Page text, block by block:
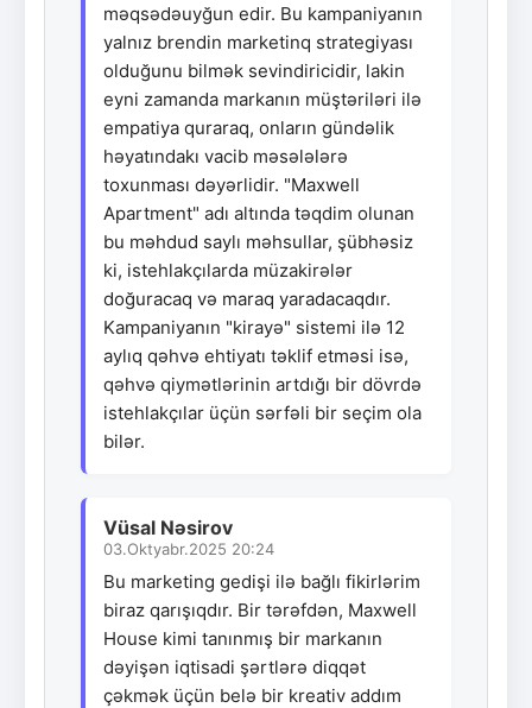
məqsədəuyğun edir. Bu kampaniyanın
yalnız brendin marketinq strategiyası
olduğunu bilmək sevindiricidir, lakin
eyni zamanda markanın müştəriləri ilə
empatiya quraraq, onların gündəlik
həyatındakı vacib məsələlərə
toxunması dəyərlidir. "Maxwell
Apartment" adı altında təqdim olunan
bu məhdud saylı məhsullar, şübhəsiz
ki, istehlakçılarda müzakirələr
doğuracaq və maraq yaradacaqdır.
Kampaniyanın "kirayə" sistemi ilə 12
aylıq qəhvə ehtiyatı təklif etməsi isə,
qəhvə qiymətlərinin artdığı bir dövrdə
istehlakçılar üçün sərfəli bir seçim ola
bilər.
Vüsal Nəsirov
03.Oktyabr.2025 20:24
Bu marketing gedişi ilə bağlı fikirlərim
biraz qarışıqdır. Bir tərəfdən, Maxwell
House kimi tanınmış bir markanın
dəyişən iqtisadi şərtlərə diqqət
çəkmək üçün belə bir kreativ addım